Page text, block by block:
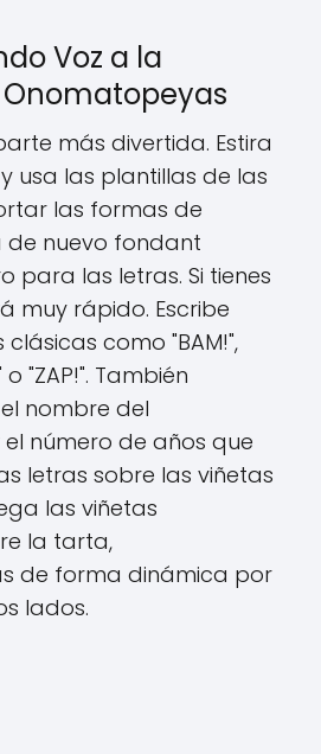
Voz a la
Onomatopeyas
más divertida. Estira
usa las plantillas de las
las formas de
de nuevo fondant
para las letras. Si tienes
muy rápido. Escribe
como "BAM!",
o "ZAP!". También
nombre del
número de años que
letras sobre las viñetas
las viñetas
la tarta,
de forma dinámica por
lados.